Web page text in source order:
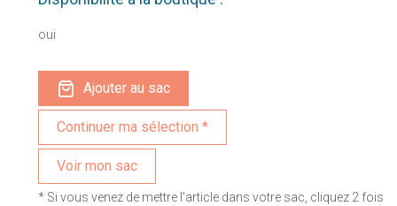
oui
Ajouter au sac
Voir mon sac
* Si vous venez de mettre l'article dans votre sac, cliquez 2 fois